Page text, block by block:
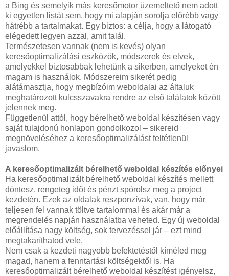
a Bing és semelyik más keresőmotor üzemeltető nem adott
ki egyetlen listát sem, hogy mi alapján sorolja előrébb vagy
hátrébb a tartalmakat. Egy biztos: a célja, hogy a látogató
elégedett legyen azzal, amit talál.
Természetesen vannak (nem is kevés) olyan
keresőoptimalizálási eszközök, módszerek és elvek,
amelyekkel biztosabbak lehetünk a sikerben, amelyeket én
magam is használok. Módszereim sikerét pedig
alátámasztja, hogy megbízóim weboldalai az általuk
meghatározott kulcsszavakra rendre az első találatok között
jelennek meg.
Függetlenül attól, hogy bérelhető weboldal készítésen vagy
saját tulajdonú honlapon gondolkozol – sikereid
megnöveléséhez a keresőoptimalizálást feltétlenül
javaslom.
A keresőoptimalizált bérelhető weboldal készítés előnyei
Ha keresőoptimalizált bérelhető weboldal készítés mellett
döntesz, rengeteg időt és pénzt spórolsz meg a project
kezdetén. Ezek az oldalak reszponzívak, van, hogy már
teljesen fel vannak töltve tartalommal és akár már a
megrendelés napján használatba veheted. Egy új weboldal
előállítása nagy költség, sok tervezéssel jár – ezt mind
megtakaríthatod vele.
Nem csak a kezdeti nagyobb befektetéstől kíméled meg
magad, hanem a fenntartási költségektől is. Ha
keresőoptimalizált bérelhető weboldal készítést igényelsz,